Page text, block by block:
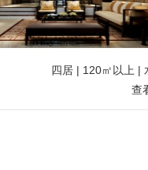
四居 | 120㎡以上 |
查